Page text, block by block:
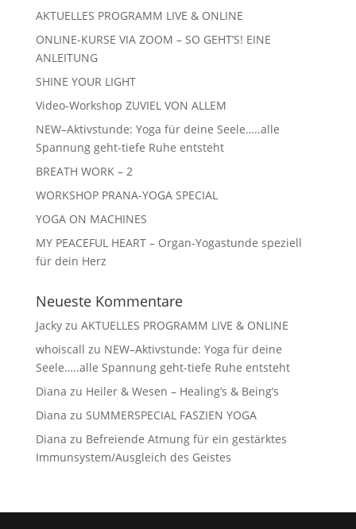
AKTUELLES PROGRAMM LIVE & ONLINE
ONLINE-KURSE VIA ZOOM – SO GEHT’S! EINE
ANLEITUNG
SHINE YOUR LIGHT
Video-Workshop ZUVIEL VON ALLEM
NEW–Aktivstunde: Yoga für deine Seele…..alle
Spannung geht-tiefe Ruhe entsteht
BREATH WORK – 2
WORKSHOP PRANA-YOGA SPECIAL
YOGA ON MACHINES
MY PEACEFUL HEART – Organ-Yogastunde speziell
für dein Herz
Neueste Kommentare
Jackyzu AKTUELLES PROGRAMM LIVE & ONLINE
whoiscall zu NEW–Aktivstunde: Yoga für deine
Seele…..alle Spannung geht-tiefe Ruhe entsteht
Diana zu Heiler & Wesen – Healing’s & Being’s
Diana zu SUMMERSPECIAL FASZIEN YOGA
Diana zu Befreiende Atmung für ein gestärktes
Immunsystem/Ausgleich des Geistes